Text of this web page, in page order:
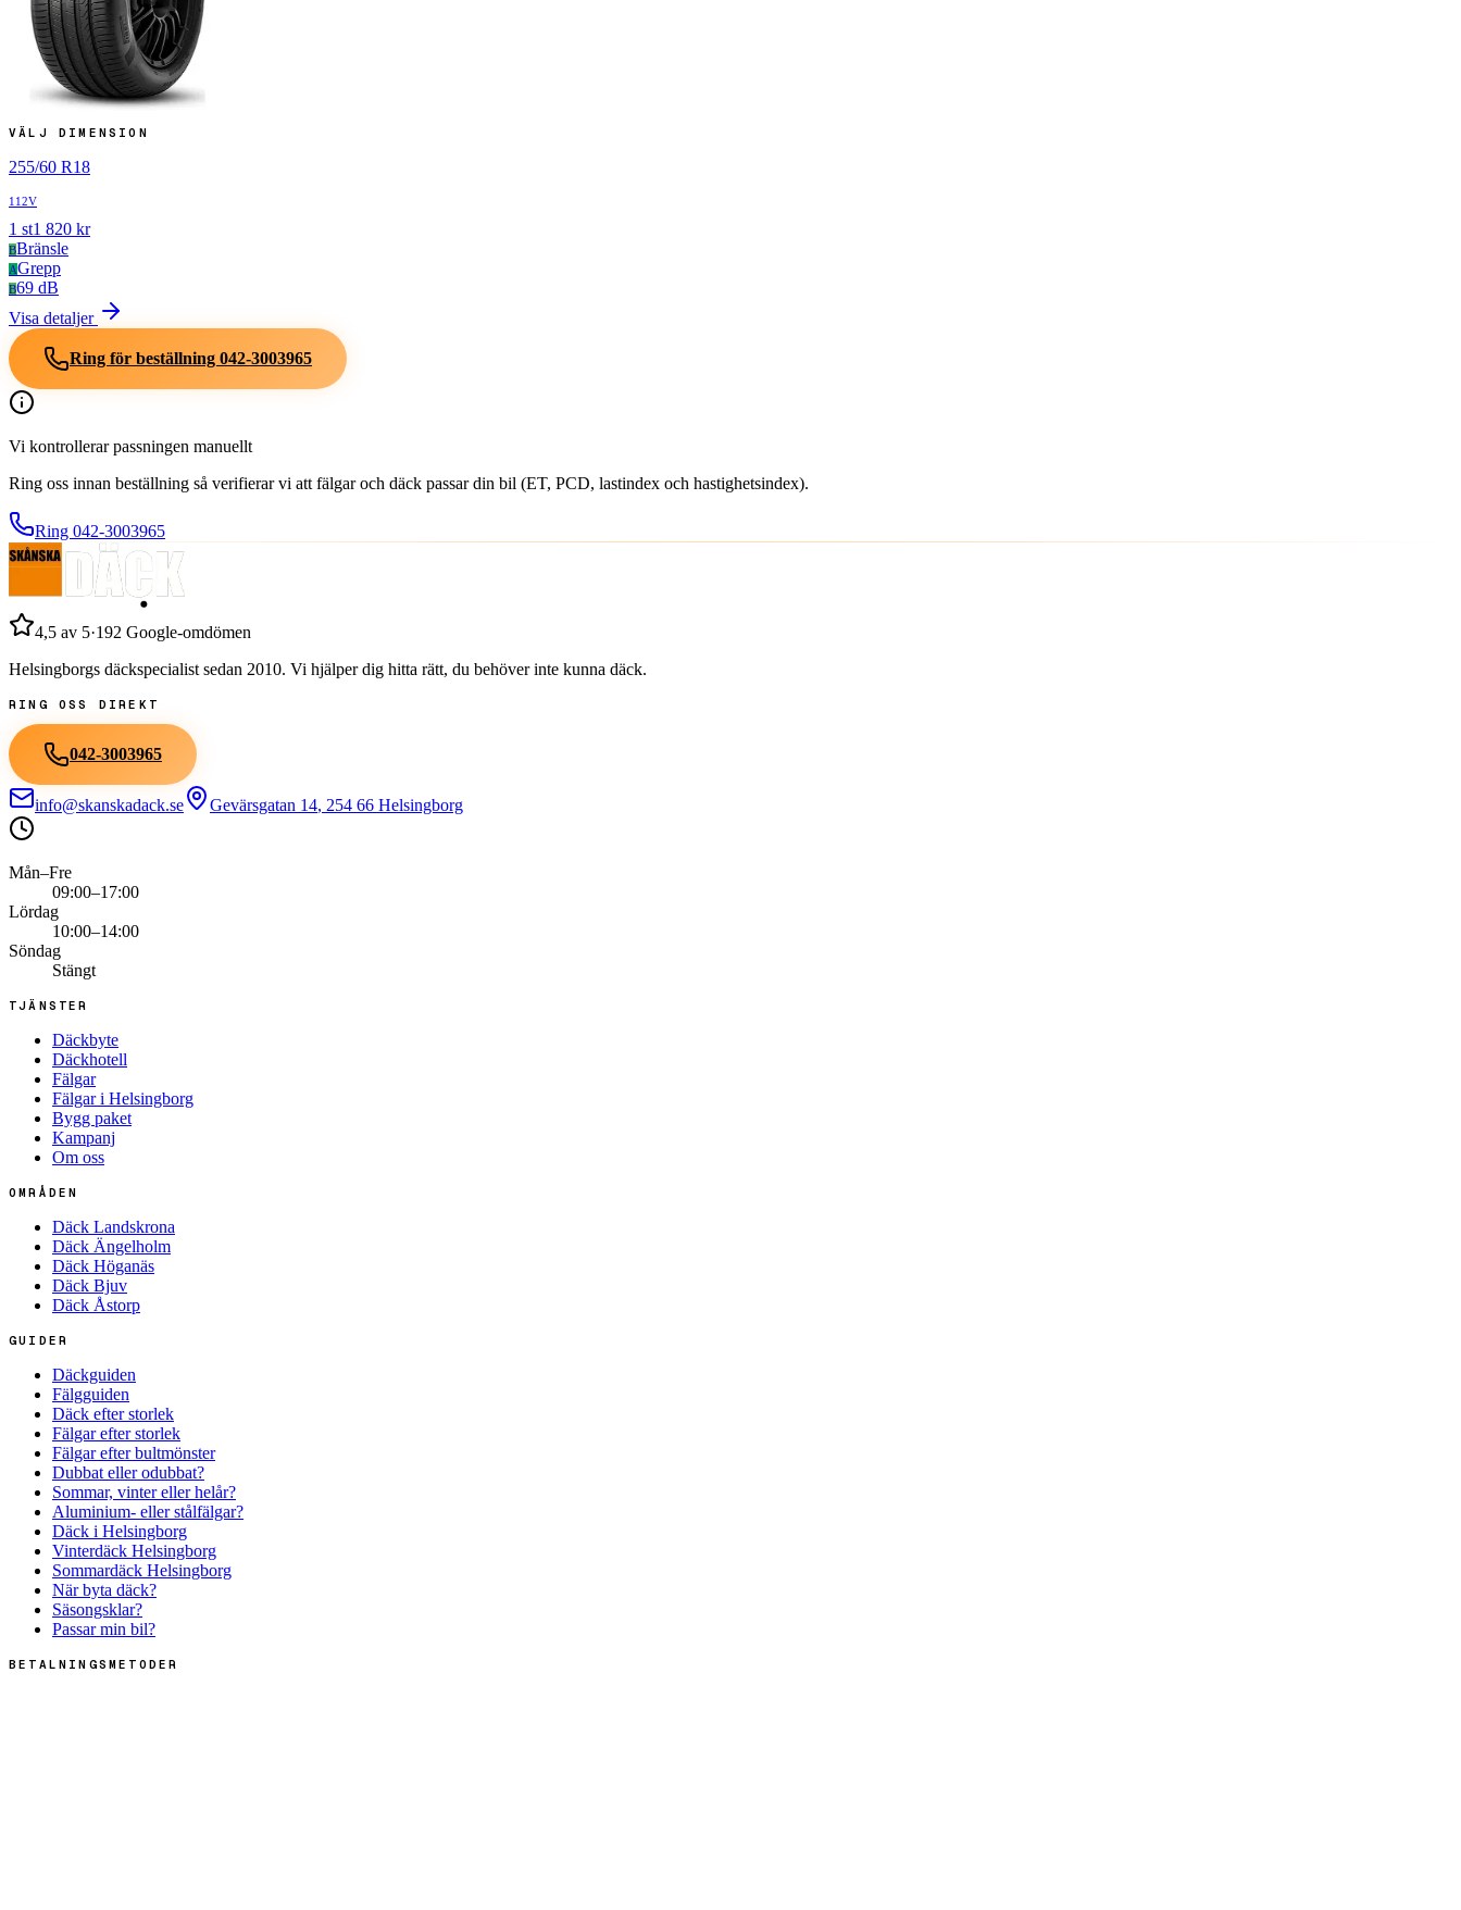
VÄLJ DIMENSION
255/60 R18
112V
1 st1 820 kr
BBränsle
AGrepp
B69 dB
Visa detaljer
Ring för beställning 042-3003965
Vi kontrollerar passningen manuellt
Ring oss innan beställning så verifierar vi att fälgar och däck passar din bil (ET, PCD, lastindex och hastighetsindex).
Ring 042-3003965
4,5 av 5·192 Google-omdömen
Helsingborgs däckspecialist sedan 2010. Vi hjälper dig hitta rätt, du behöver inte kunna däck.
RING OSS DIREKT
042-3003965
info@skanskadack.se Gevärsgatan 14, 254 66 Helsingborg
Mån–Fre
09:00–17:00
Lördag
10:00–14:00
Söndag
Stängt
TJÄNSTER
Däckbyte
Däckhotell
Fälgar
Fälgar i Helsingborg
Bygg paket
Kampanj
Om oss
OMRÅDEN
Däck Landskrona
Däck Ängelholm
Däck Höganäs
Däck Bjuv
Däck Åstorp
GUIDER
Däckguiden
Fälgguiden
Däck efter storlek
Fälgar efter storlek
Fälgar efter bultmönster
Dubbat eller odubbat?
Sommar, vinter eller helår?
Aluminium- eller stålfälgar?
Däck i Helsingborg
Vinterdäck Helsingborg
Sommardäck Helsingborg
När byta däck?
Säsongsklar?
Passar min bil?
BETALNINGSMETODER